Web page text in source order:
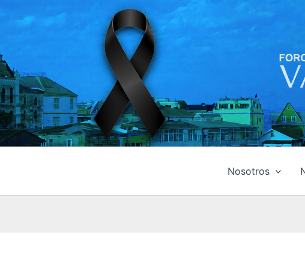
Nosotros